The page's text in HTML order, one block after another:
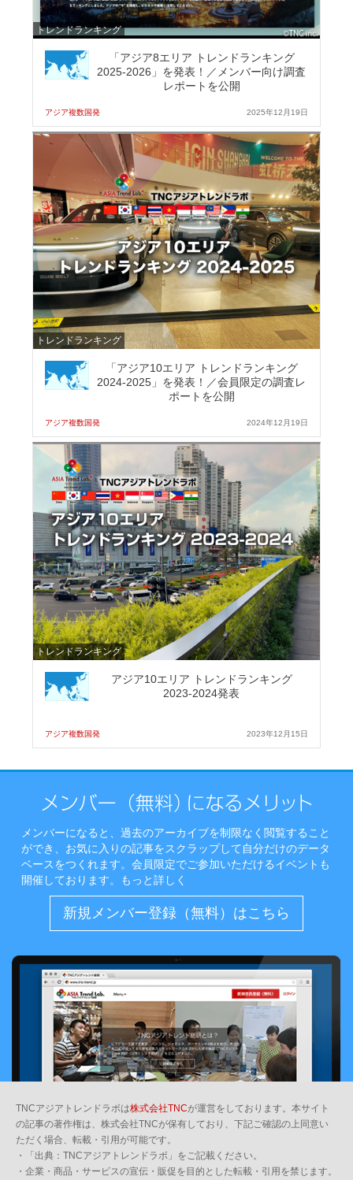
トレンドランキング
「アジア8エリア トレンドランキング
2025-2026」を発表！／メンバー向け調査
レポートを公開
アジア複数国発 2025年12月19日
トレンドランキング
「アジア10エリア トレンドランキング
2024-2025」を発表！／会員限定の調査レ
ポートを公開
アジア複数国発 2024年12月19日
トレンドランキング
アジア10エリア トレンドランキング
2023-2024発表
アジア複数国発 2023年12月15日
メンバーになると、過去のアーカイブを制限なく閲覧すること
ができ、お気に入りの記事をスクラップして自分だけのデータ
ベースをつくれます。会員限定でご参加いただけるイベントも
開催しております。
もっと詳しく
新規メンバー登録（無料）はこちら
TNCアジアトレンドラボは株式会社TNCが運営をしております。本サイト
の記事の著作権は、株式会社TNCが保有しており、下記ご確認の上同意い
ただく場合、転載・引用が可能です。
・「出典：TNCアジアトレンドラボ」をご記載ください。
・企業・商品・サービスの宣伝・販促を目的とした転載・引用を禁じます。